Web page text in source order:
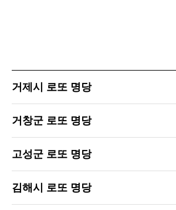
거제시 로또 명당
거창군 로또 명당
고성군 로또 명당
김해시 로또 명당